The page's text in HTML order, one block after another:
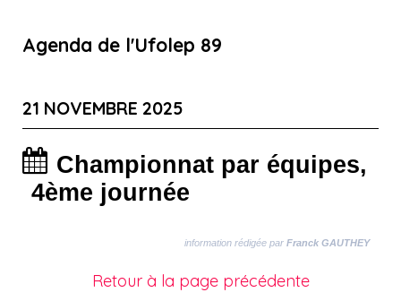
Agenda de l'Ufolep 89
21 NOVEMBRE 2025
Championnat par équipes,
4ème journée
information rédigée par Franck GAUTHEY
Retour à la page précédente